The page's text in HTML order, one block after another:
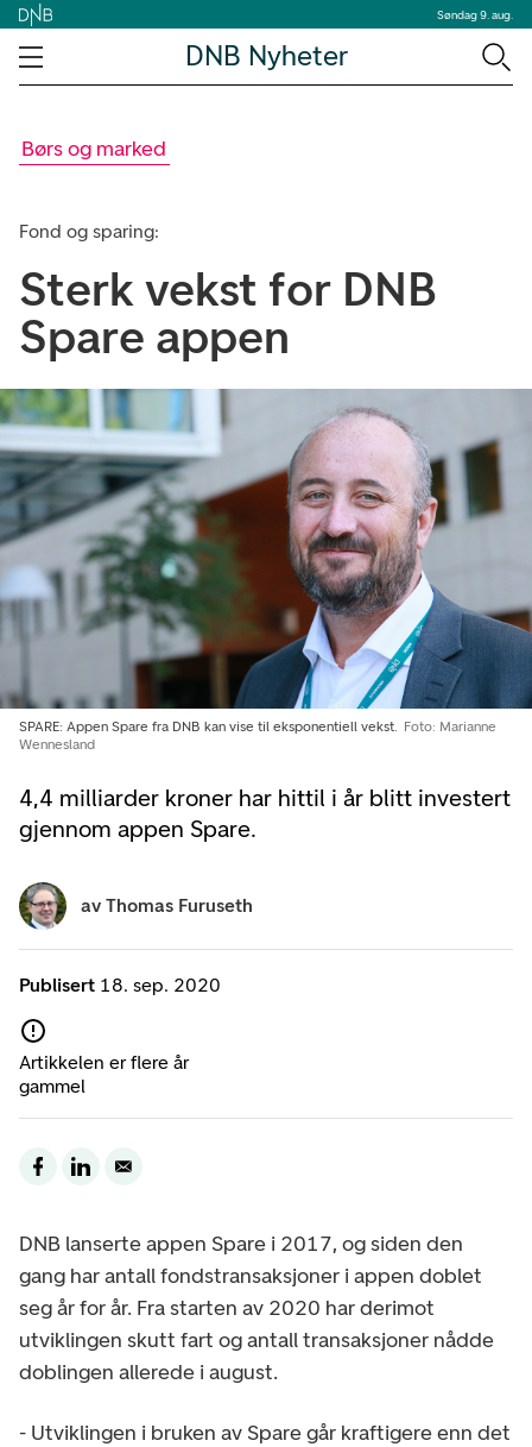
Søndag 9. aug.
DNB Nyheter
Børs og marked
Fond og sparing:
Sterk vekst for DNB
Spare appen
4,4 milliarder kroner har hittil i år blitt investert
gjennom appen Spare.
SPARE: Appen Spare fra DNB kan vise til eksponentiell vekst.
Foto: Marianne
Wennesland
Publisert 18. sep. 2020
Artikkelen er flere år
gammel
av Thomas Furuseth
DNB lanserte appen Spare i 2017, og siden den
gang har antall fondstransaksjoner i appen doblet
seg år for år. Fra starten av 2020 har derimot
utviklingen skutt fart og antall transaksjoner nådde
doblingen allerede i august.
- Utviklingen i bruken av Spare går kraftigere enn det